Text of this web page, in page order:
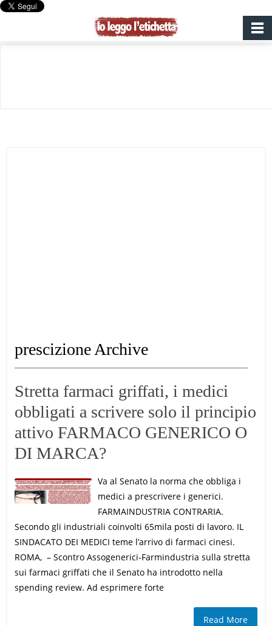
prescizione Archive
Stretta farmaci griffati, i medici
obbligati a scrivere solo il principio
attivo FARMACO GENERICO O
DI MARCA?
Va al Senato la norma che obbliga i
medici a prescrivere i generici.
FARMAINDUSTRIA CONTRARIA.
Secondo gli industriali coinvolti 65mila posti di lavoro. IL
SINDACATO DEI MEDICI teme l’arrivo di farmaci cinesi.
ROMA, – Scontro Assogenerici-Farmindustria sulla stretta
sui farmaci griffati che il Senato ha introdotto nella
spending review. Ad esprimere forte
Read More